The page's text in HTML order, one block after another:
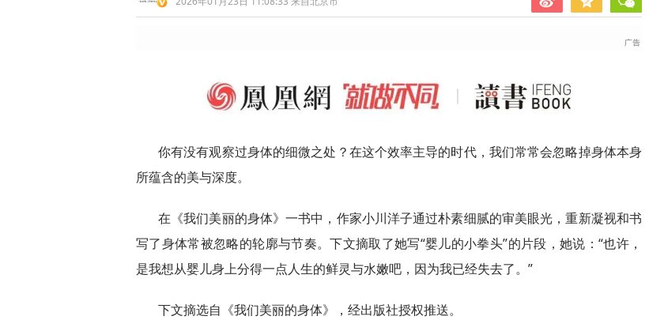
你有没有观察过身体的细微之处？在这个效率主导的时代，我们常常会忽略掉身体本身
所蕴含的美与深度。
在《我们美丽的身体》一书中，作家小川洋子通过朴素细腻的审美眼光，重新凝视和书
写了身体常被忽略的轮廓与节奏。下文摘取了她写“婴儿的小拳头”的片段，她说：“也许，
是我想从婴儿身上分得一点人生的鲜灵与水嫩吧，因为我已经失去了。”
下文摘选自《我们美丽的身体》，经出版社授权推送。